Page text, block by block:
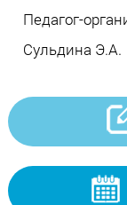
Педагог-
Сульдина Э.А.